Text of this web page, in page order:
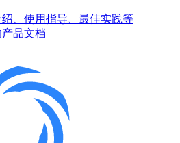
、使用指导、最佳实践等
品文档